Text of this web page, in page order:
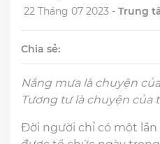
22 Tháng 07 2023 - Trung
Chia sẻ:
Nắng mưa là chuyện
Tương tư là chuyện của
Đời người chỉ có một